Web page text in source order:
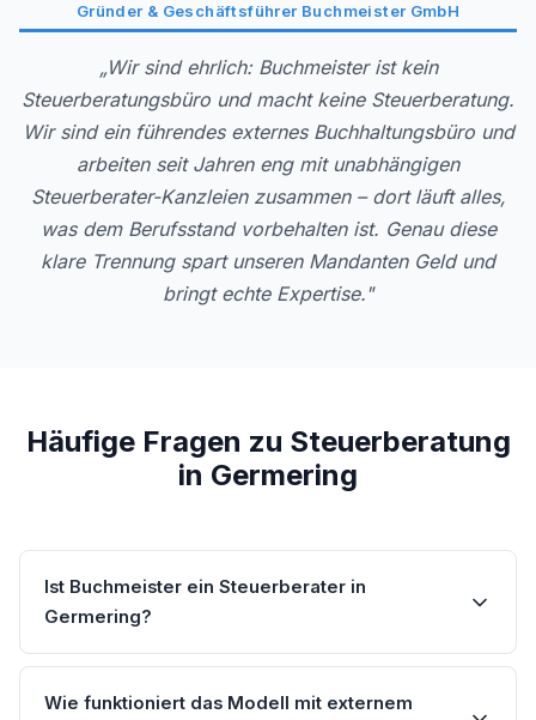
Gründer & Geschäftsführer Buchmeister GmbH
„Wir sind ehrlich: Buchmeister ist kein
Steuerberatungsbüro und macht keine Steuerberatung.
Wir sind ein führendes externes Buchhaltungsbüro und
arbeiten seit Jahren eng mit unabhängigen
Steuerberater-Kanzleien zusammen – dort läuft alles,
was dem Berufsstand vorbehalten ist. Genau diese
klare Trennung spart unseren Mandanten Geld und
bringt echte Expertise."
Häufige Fragen zu Steuerberatung
in Germering
Ist Buchmeister ein Steuerberater in
Germering?
Wie funktioniert das Modell mit externem